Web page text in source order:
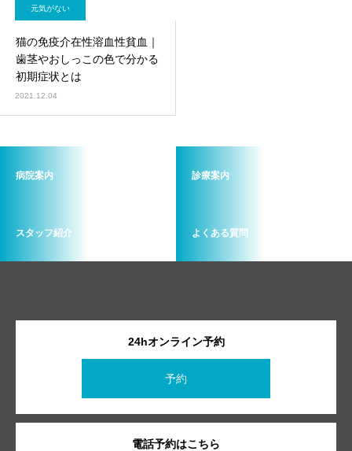
画像診断科
元気がない
猫の免疫介在性溶血性貧血｜
歯茎やおしっこの色で分かる
初期症状とは
2021.12.04
病院案内 診療案内
スタッフ紹介 よくある質問
24hオンライン予約
予約
電話予約はこちら